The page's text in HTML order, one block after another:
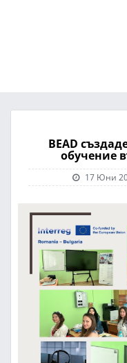
BEAD
обучение
17 Юни